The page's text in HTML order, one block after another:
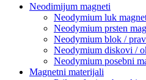
Neodimijum magneti
Neodymium luk
Neodymium prsten
Neodymium blok /
Neodymium diskovi /
Neodymium posebni
Magnetni materijali